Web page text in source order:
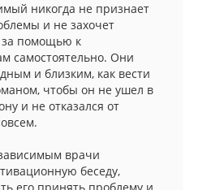
никогда не признает
и не захочет
помощью к
самостоятельно. Они
и близким, как вести
чтобы он не ушел в
и не отказался от
врачи
беседу,